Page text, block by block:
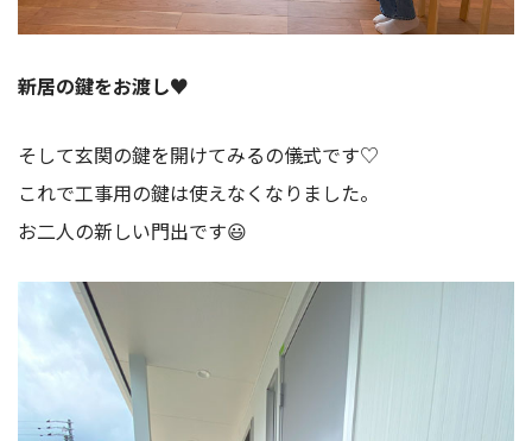
新居の鍵をお渡し♥
そして玄関の鍵を開けてみるの儀式です♡
これで工事用の鍵は使えなくなりました。
お二人の新しい門出です😃